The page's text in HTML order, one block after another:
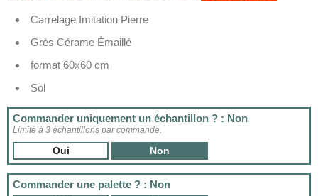
Carrelage Imitation Pierre
Grès Cérame Émaillé
format 60x60 cm
Sol
Commander uniquement un échantillon ? : Non
Limité à 3 échantillons par commande.
Oui Non
Commander une palette ? : Non